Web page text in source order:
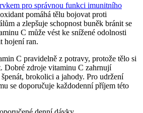
pro správnou funkci imunitního
pomáhá tělu bojovat proti
a zlepšuje schopnost buněk bránit se
C může vést ke snížené odolnosti
hojení ran.
C pravidelně z potravy, protože tělo si
Dobré zdroje vitaminu C zahrnují
brokolici a jahody. Pro udržení
se doporučuje každodenní příjem této